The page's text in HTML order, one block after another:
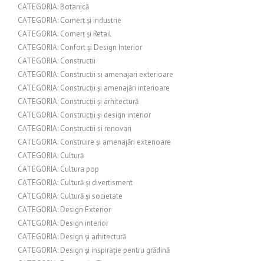
CATEGORIA: Botanică
CATEGORIA: Comerț și industrie
CATEGORIA: Comerț și Retail
CATEGORIA: Confort și Design Interior
CATEGORIA: Constructii
CATEGORIA: Constructii si amenajari exterioare
CATEGORIA: Construcții și amenajări interioare
CATEGORIA: Construcții și arhitectură
CATEGORIA: Construcții și design interior
CATEGORIA: Constructii si renovari
CATEGORIA: Construire și amenajări exterioare
CATEGORIA: Cultură
CATEGORIA: Cultura pop
CATEGORIA: Cultură și divertisment
CATEGORIA: Cultură și societate
CATEGORIA: Design Exterior
CATEGORIA: Design interior
CATEGORIA: Design și arhitectură
CATEGORIA: Design și inspirație pentru grădină